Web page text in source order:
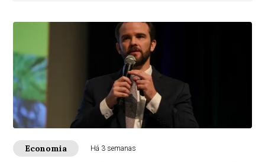
Economia Há 3 semanas